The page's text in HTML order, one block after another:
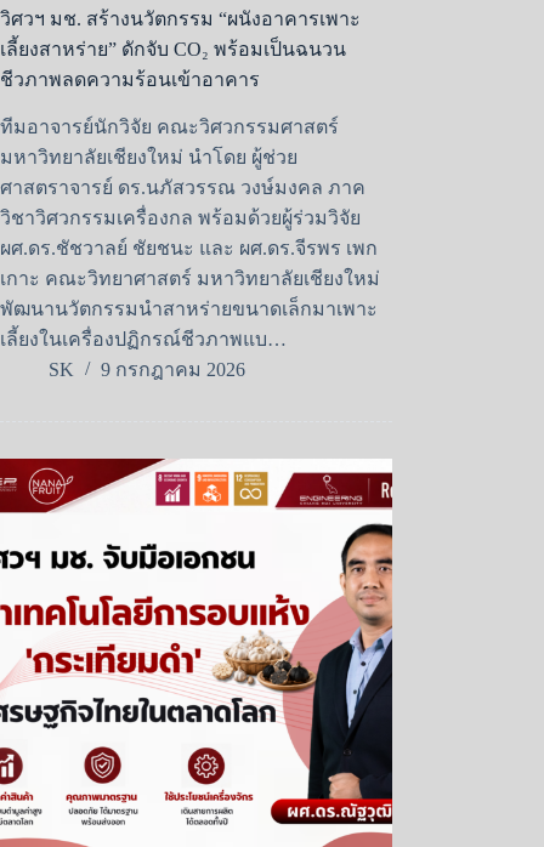
วิศวฯ มช. สร้างนวัตกรรม “ผนังอาคารเพาะ
เลี้ยงสาหร่าย” ดักจับ CO₂ พร้อมเป็นฉนวน
ชีวภาพลดความร้อนเข้าอาคาร
ทีมอาจารย์นักวิจัย คณะวิศวกรรมศาสตร์
มหาวิทยาลัยเชียงใหม่ นำโดย ผู้ช่วย
ศาสตราจารย์ ดร.นภัสวรรณ วงษ์มงคล ภาค
วิชาวิศวกรรมเครื่องกล พร้อมด้วยผู้ร่วมวิจัย
ผศ.ดร.ชัชวาลย์ ชัยชนะ และ ผศ.ดร.จีรพร เพก
เกาะ คณะวิทยาศาสตร์ มหาวิทยาลัยเชียงใหม่
พัฒนานวัตกรรมนำสาหร่ายขนาดเล็กมาเพาะ
เลี้ยงในเครื่องปฏิกรณ์ชีวภาพแบ…
SK
9 กรกฎาคม 2026